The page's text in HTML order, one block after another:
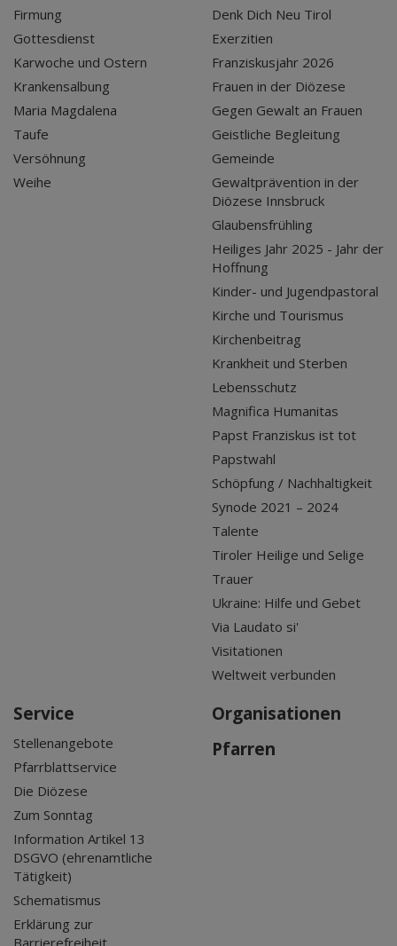
Firmung
Gottesdienst
Karwoche und Ostern
Krankensalbung
Maria Magdalena
Taufe
Versöhnung
Weihe
Denk Dich Neu Tirol
Exerzitien
Franziskusjahr 2026
Frauen in der Diözese
Gegen Gewalt an Frauen
Geistliche Begleitung
Gemeinde
Gewaltprävention in der
Diözese Innsbruck
Glaubensfrühling
Heiliges Jahr 2025 - Jahr der
Hoffnung
Kinder- und Jugendpastoral
Kirche und Tourismus
Kirchenbeitrag
Krankheit und Sterben
Lebensschutz
Magnifica Humanitas
Papst Franziskus ist tot
Papstwahl
Schöpfung / Nachhaltigkeit
Synode 2021 – 2024
Talente
Tiroler Heilige und Selige
Trauer
Ukraine: Hilfe und Gebet
Via Laudato si'
Visitationen
Weltweit verbunden
Service
Stellenangebote
Pfarrblattservice
Die Diözese
Zum Sonntag
Information Artikel 13
DSGVO (ehrenamtliche
Tätigkeit)
Schematismus
Erklärung zur
Barrierefreiheit
Organisationen
Pfarren